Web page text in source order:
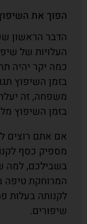
הפוך את
הדבר הראשון
העלויות של
כמה יקר יהיה
בזמן השיפוץ
משפחה, זה
בזמן השיפוץ
אם אתם רוצים
מספיק כסף
בשבילכם, למה
המרוחקת טיפה
לקנותה בעלות
שיפורים.